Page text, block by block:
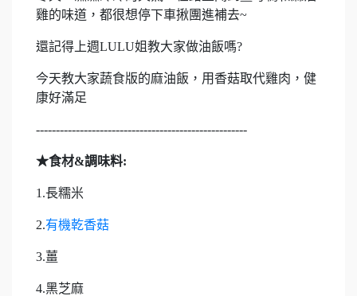
雞的味道，都很想停下車揪團進補去~
還記得上週LULU姐教大家做油飯嗎?
今天教大家蔬食版的麻油飯，用香菇取代雞肉，健
康好滿足
-----------------------------------------------------
★食材&調味料:
1.長糯米
2.有機乾香菇
3.薑
4.黑芝麻